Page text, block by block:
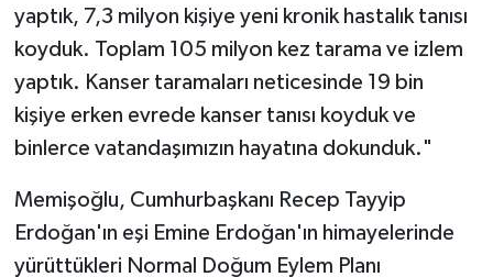
yaptık, 7,3 milyon kişiye yeni kronik hastalık tanısı
koyduk. Toplam 105 milyon kez tarama ve izlem
yaptık. Kanser taramaları neticesinde 19 bin
kişiye erken evrede kanser tanısı koyduk ve
binlerce vatandaşımızın hayatına dokunduk."
Memişoğlu, Cumhurbaşkanı Recep Tayyip
Erdoğan'ın eşi Emine Erdoğan'ın himayelerinde
yürüttükleri Normal Doğum Eylem Planı